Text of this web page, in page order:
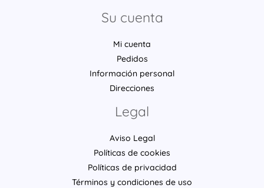
Su cuenta
Mi cuenta
Pedidos
Información personal
Direcciones
Legal
Aviso Legal
Políticas de cookies
Políticas de privacidad
Términos y condiciones de uso